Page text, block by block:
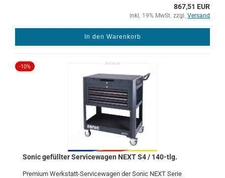
867,51 EUR
inkl. 19% MwSt. zzgl. Versand
In den Warenkorb
-10%
Sonic ge­füll­ter Ser­vice­wa­gen NEXT S4 / 140-​tlg.
Pre­mi­um Werkstatt-​​​Ser­vice­wa­gen der Sonic NEXT Serie